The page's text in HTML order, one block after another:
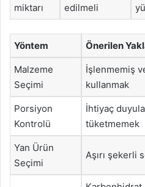
miktarı
edilmeli
Yöntem Önerilen
Malzeme
Seçimi
İşlenmemiş
kullanmak
Porsiyon
Kontrolü
İhtiyaç
tüketmemek
Yan Ürün
Seçimi
Aşırı şekerli